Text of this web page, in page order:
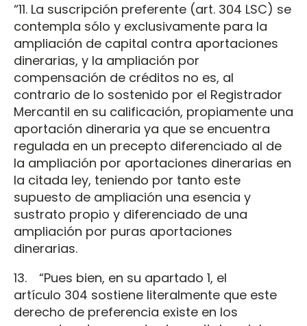
“11. La suscripción preferente (art. 304 LSC) se
contempla sólo y exclusivamente para la
ampliación de capital contra aportaciones
dinerarias, y la ampliación por
compensación de créditos no es, al
contrario de lo sostenido por el Registrador
Mercantil en su calificación, propiamente una
aportación dineraria ya que se encuentra
regulada en un precepto diferenciado al de
la ampliación por aportaciones dinerarias en
la citada ley, teniendo por tanto este
supuesto de ampliación una esencia y
sustrato propio y diferenciado de una
ampliación por puras aportaciones
dinerarias.
13. “Pues bien, en su apartado 1, el
artículo 304 sostiene literalmente que este
derecho de preferencia existe en los